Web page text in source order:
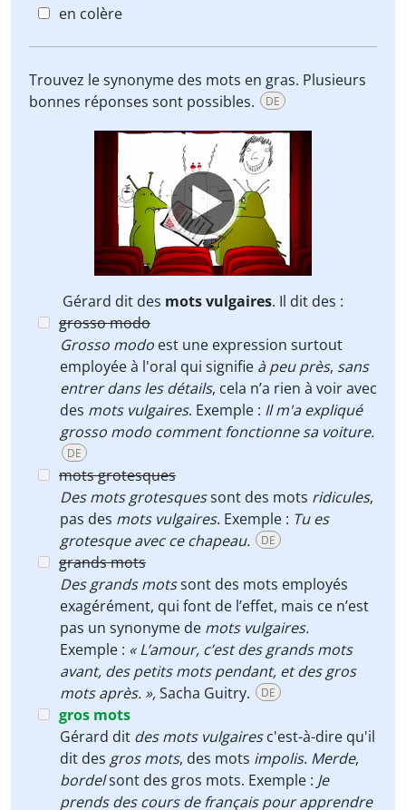
en colère
Trouvez le synonyme des mots en gras. Plusieurs
bonnes réponses sont possibles.
DE
Video
Player
Gérard dit des mots vulgaires. Il dit des :
grosso modo
Grosso modo est une expression surtout
employée à l'oral qui signifie à peu près, sans
entrer dans les détails, cela n’a rien à voir avec
des mots vulgaires. Exemple : Il m'a expliqué
grosso modo comment fonctionne sa voiture.
DE
mots grotesques
Des mots grotesquessont des mots ridicules,
pas des mots vulgaires. Exemple : Tu es
grotesque avec ce chapeau.
DE
grands mots
Des grands motssont des mots employés
exagérément, qui font de l’effet, mais ce n’est
pas un synonyme de mots vulgaires.
Exemple : « L’amour, c’est des grands mots
avant, des petits mots pendant, et des gros
mots après. »,Sacha Guitry. DE
gros mots
Gérard dit des mots vulgairesc'est-à-dire qu'il
dit des gros mots, des mots impolis. Merde,
bordelsont des gros mots. Exemple : Je
prends des cours de français pour apprendre